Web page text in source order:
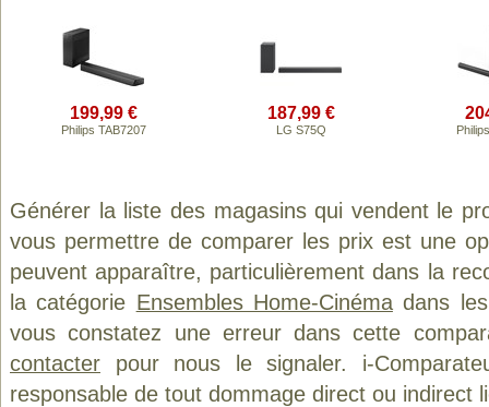
199,99 €
Philips TAB7207
187,99 €
LG S75Q
Générer la liste des magasins qui vendent le
vous permettre de comparer les prix est une
peuvent apparaître, particulièrement dans la
la catégorie Ensembles Home-Cinémadans les
vous constatez une erreur dans cette
contacter pour nous le signaler. i-
responsable de tout dommage direct ou indirect